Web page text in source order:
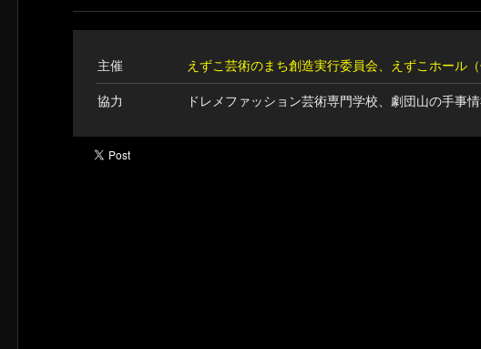
主催 えずこ芸術のまち創造実行委員会、えずこホール
協力 ドレメファッション芸術専門学校、劇団山の手事